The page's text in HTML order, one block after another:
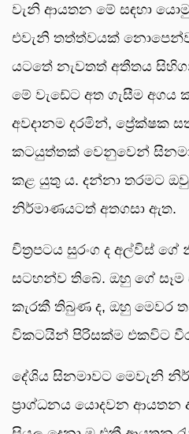
වැනි ආයතන මේ සඳහා
එවැනි තත්ත්වයක්
යටතේ නැවතත් අතීතය
මේ වැඩේට අත ගැසීම
අවදානම දරමින්, ප්‍රේක්ෂක
කටයුත්තක් වෙනුවෙන්
කළ යුතු ය. දන්නා තරමට
නිර්මාණයටත් අතගසා ඇත.
චිත්‍රපටය සුරංග ද අල්විස් ගේ
සටහන්ව තිබේ. ඔහු ගේ සෑම
කැරකී තිබුණ ද, ඔහු මෙවර
විකටයින් පිරිසක්ම එකවිට
දේශිය සිනමාවට මෙවැනි
ප්‍රාග්ධනය යොදවන ආයතන